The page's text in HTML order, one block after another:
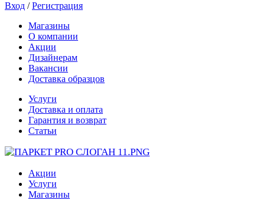
Вход /Регистрация
Магазины
О компании
Акции
Дизайнерам
Вакансии
Доставка образцов
Услуги
Доставка и оплата
Гарантия и возврат
Статьи
Акции
Услуги
Магазины